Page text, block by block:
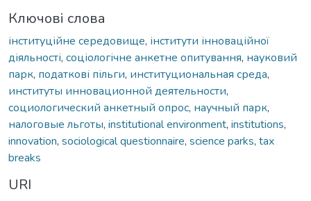
Ключові слова
інституційне середовище, інститути інноваційної
діяльності, соціологічне анкетне опитування, науковий
парк, податкові пільги, институциональная среда,
институты инновационной деятельности,
социологический анкетный опрос, научный парк,
налоговые льготы, institutional environment, institutions,
innovation, sociological questionnaire, science parks, tax
breaks
URI